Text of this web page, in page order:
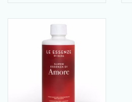
wasverzachter.
Met een grote verpakking kan je tot
verpakking is ook voordeliger qua prijs.